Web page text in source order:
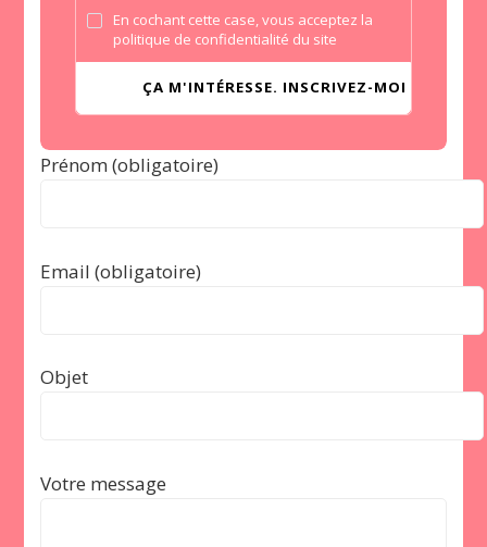
En cochant cette case, vous acceptez la
politique de confidentialité du site
Prénom (obligatoire)
Email (obligatoire)
Objet
Votre message